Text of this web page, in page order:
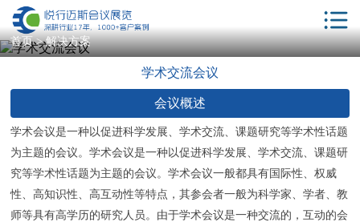
首页
会议酒店
年会策划
首页>解决方案
学术交流会议
会议概述
学术会议是一种以促进科学发展、学术交流、课题研究等学术性话题
为主题的会议。学术会议是一种以促进科学发展、学术交流、课题研
究等学术性话题为主题的会议。学术会议一般都具有国际性、权威
性、高知识性、高互动性等特点，其参会者一般为科学家、学者、教
师等具有高学历的研究人员。由于学术会议是一种交流的，互动的会